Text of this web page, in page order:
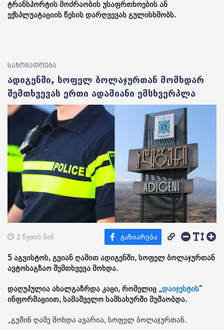
ტრანსპორტის მოძრაობის უსაფრთხოების ან
ექსპლუატაციის წესის დარღვევას გულისხმობს.
საზოგადოება
ადიგენში, სოფელ ბოლაჯურთან მომხდარ
შემთხვევას ერთი ადამიანი ემსხვერპლა
2 წუთის წინ
5 აგვისტოს, გვიან ღამით ადიგენში, სოფელ ბოლაჯურთან
ავტოსაგზაო შემთხვევა მოხდა.
დაღუპულია ახალგაზრდა კაცი, რომელიც „დაიჯესტის“
ინფორმაციით, სამაშველო სამსახურში მუშაობდა.
„გუშინ ღამე მოხდა ავარია, სოფელ ბოლაჯურთან.